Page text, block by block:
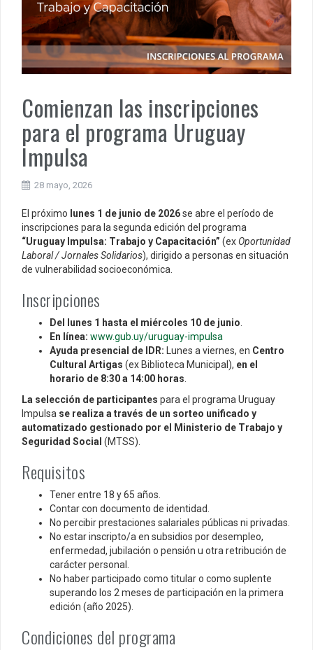
Comienzan las inscripciones
para el programa Uruguay
Impulsa
28 mayo, 2026
El próximo lunes 1 de junio de 2026se abre el período de
inscripciones para la segunda edición del programa
“Uruguay Impulsa: Trabajo y Capacitación” (ex Oportunidad
Laboral / Jornales Solidarios), dirigido a personas en situación
de vulnerabilidad socioeconómica.
Inscripciones
Del lunes 1 hasta el miércoles 10 de junio
En línea: www.gub.uy/uruguay-impulsa
Ayuda presencial de IDR: Lunes a viernes, en Centro
Cultural Artigas (ex Biblioteca Municipal), en el
horario de 8:30 a 14:00 horas
La selección de participantes para el programa Uruguay
Impulsa se realiza a través de un sorteo unificado y
automatizado gestionado por el Ministerio de Trabajo y
Seguridad Social (MTSS).
Requisitos
Tener entre 18 y 65 años.
Contar con documento de identidad.
No percibir prestaciones salariales públicas ni privadas.
No estar inscripto/a en subsidios por desempleo,
enfermedad, jubilación o pensión u otra retribución de
carácter personal.
No haber participado como titular o como suplente
superando los 2 meses de participación en la primera
edición (año 2025).
Condiciones del programa